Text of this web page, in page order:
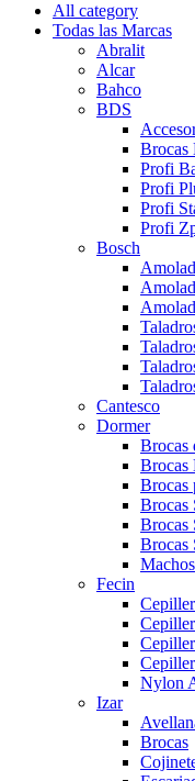
All category
Todas las Marcas
Abralit
Alcar
Bahco
BDS
Brocas
Profi
Profi
Profi
Profi
Bosch
Cantesco
Dormer
Brocas
Brocas
Brocas
Brocas
Brocas
Brocas
Machos
Fecin
Nylon
Izar
Brocas